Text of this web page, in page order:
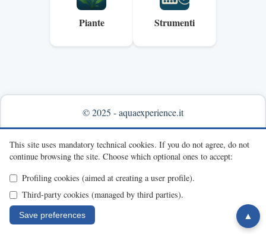
Piante Strumenti
© 2025 - aquaexperience.it
Info & contacts
This site uses mandatory technical cookies. If you do not agree, do not
continue browsing the site. Choose which optional ones to accept:
Profiling cookies (aimed at creating a user profile).
Third-party cookies (managed by third parties).
Save preferences ▲